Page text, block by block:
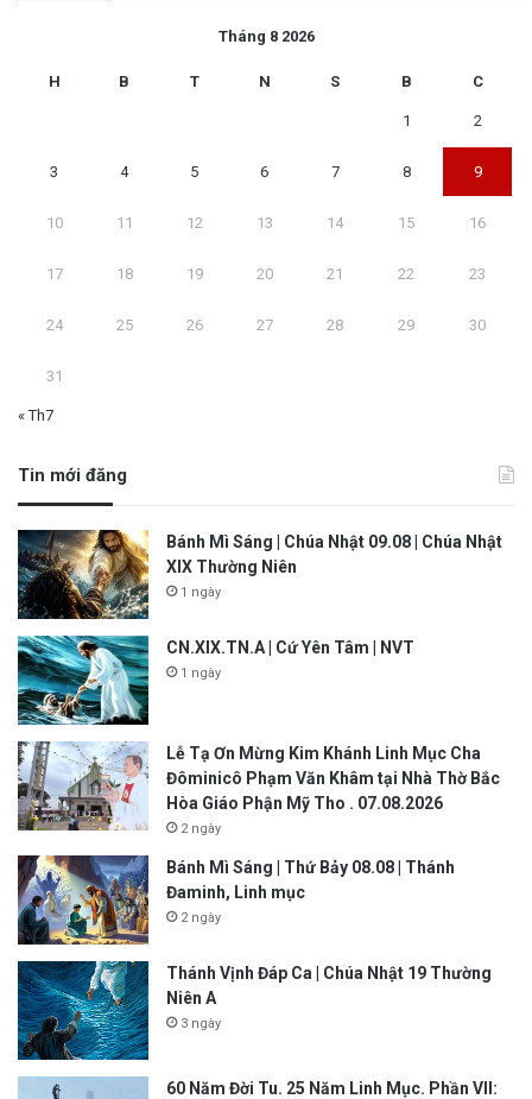
Tháng 8 2026
H B T N S B C
1 2
3 4 5 6 7 8 9
10 11 12 13 14 15 16
17 18 19 20 21 22 23
24 25 26 27 28 29 30
31
« Th7
Tin mới đăng
Bánh Mì Sáng | Chúa Nhật 09.08 | Chúa Nhật
XIX Thường Niên
1 ngày
CN.XIX.TN.A | Cứ Yên Tâm | NVT
1 ngày
Lễ Tạ Ơn Mừng Kim Khánh Linh Mục Cha
Đôminicô Phạm Văn Khâm tại Nhà Thờ Bắc
Hòa Giáo Phận Mỹ Tho . 07.08.2026
2 ngày
Bánh Mì Sáng | Thứ Bảy 08.08 | Thánh
Đaminh, Linh mục
2 ngày
Thánh Vịnh Đáp Ca | Chúa Nhật 19 Thường
Niên A
3 ngày
60 Năm Đời Tu. 25 Năm Linh Mục. Phần VII: